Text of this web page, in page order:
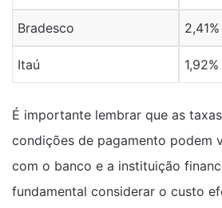
Bradesco
Itaú
É importante lembrar que as
condições de pagamento podem
com o banco e a instituição
fundamental considerar o custo